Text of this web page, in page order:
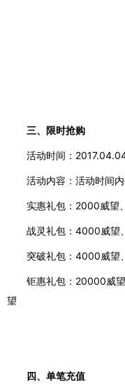
三、限时抢购
活动时间：
活动内容：活动时间
实惠礼包： 2000威望
战灵礼包： 4000威望
突破礼包： 4000威望
钜惠礼包： 20000威
望
四、单笔充值